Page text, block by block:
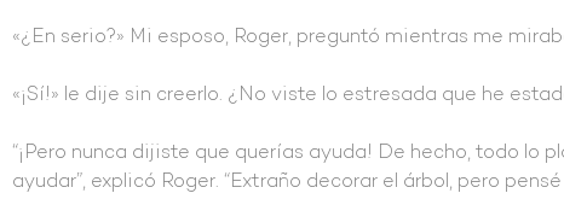
«¿En serio?» Mi esposo, Roger, preguntó mientras me
«¡Sí!» le dije sin creerlo. ¿No viste lo estresada que he
“¡Pero nunca dijiste que querías ayuda! De hecho, todo lo
ayudar”, explicó Roger. “Extraño decorar el árbol, pero